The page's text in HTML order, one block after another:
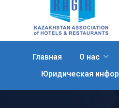
Главная О нас
Юридическая